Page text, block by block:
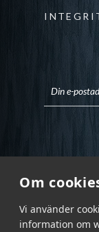
Om
Vi använder
information om